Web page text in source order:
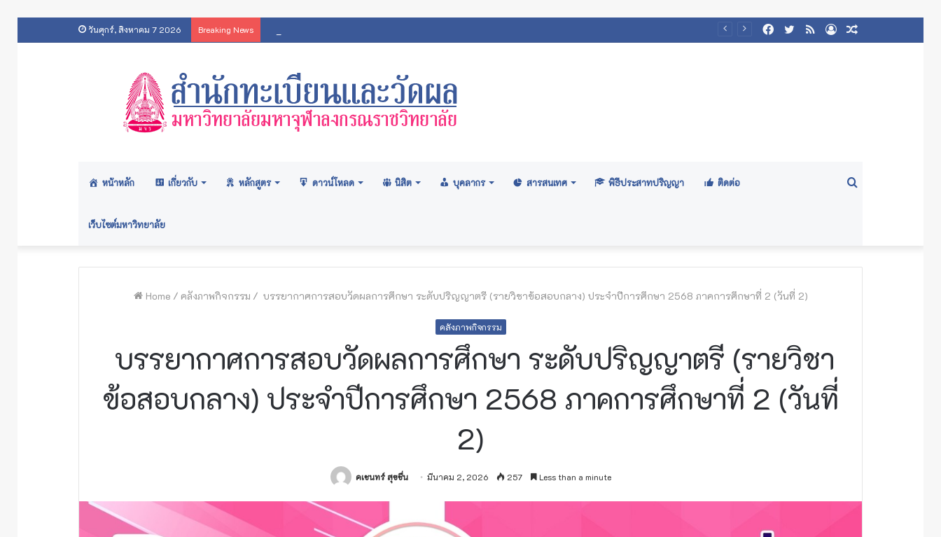
วันศุกร์, สิงหาคม 7 2026 Breaking News
Log
RSS
Twitter
Facebook
หน้าหลัก เกี่ยวกับ หลักสูตร ดาวน์โหลด นิสิต บุคลากร สารสนเทศ พิธีประสาทปริญญา ติดต่อ
เว็บไซต์มหาวิทยาลัย
Home / คลังภาพกิจกรรม / บรรยากาศการสอบวัดผลการศึกษา ระดับปริญญาตรี (รายวิชาข้อสอบกลาง) ประจำปีการศึกษา 2568 ภาคการศึกษาที่ 2 (วันที่ 2)
คลังภาพกิจกรรม
บรรยากาศการสอบวัดผลการศึกษา ระดับปริญญาตรี (รายวิชา
ข้อสอบกลาง) ประจำปีการศึกษา 2568 ภาคการศึกษาที่ 2 (วันที่
2)
คเชนทร์ สุขชื่น มีนาคม 2, 2026 257 Less than a minute